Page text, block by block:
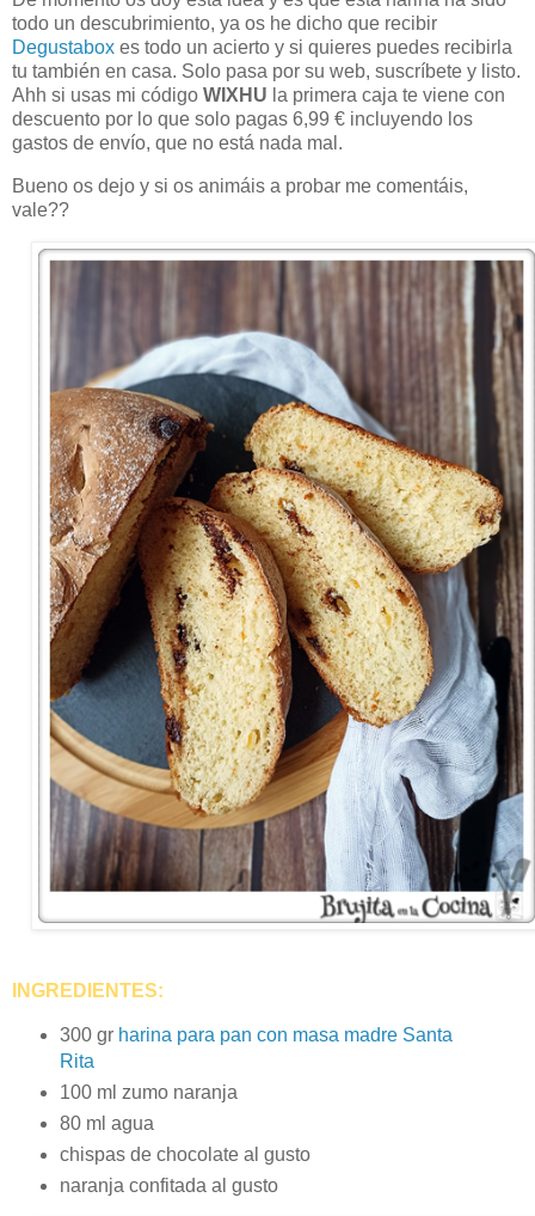
todo un descubrimiento, ya os he dicho que recibir
Degustabox es todo un acierto y si quieres puedes recibirla
tu también en casa. Solo pasa por su web, suscríbete y listo.
Ahh si usas mi código WIXHU la primera caja te viene con
descuento por lo que solo pagas 6,99 € incluyendo los
gastos de envío, que no está nada mal.
Bueno os dejo y si os animáis a probar me comentáis,
vale??
INGREDIENTES:
300 gr harina para pan con masa madre Santa
Rita
100 ml zumo naranja
80 ml agua
chispas de chocolate al gusto
naranja confitada al gusto